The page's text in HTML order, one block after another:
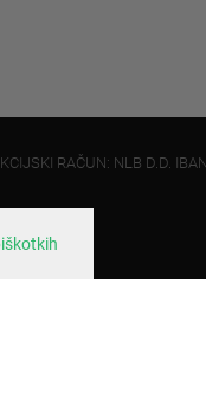
RAČUN: NLB D.D.